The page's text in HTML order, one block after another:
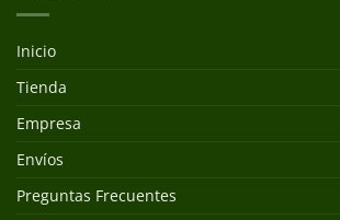
Inicio
Tienda
Empresa
Envíos
Preguntas Frecuentes